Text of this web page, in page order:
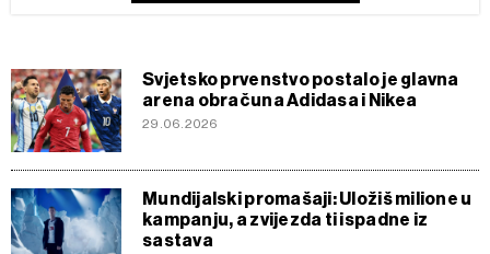
Svjetsko prvenstvo postalo je glavna
arena obračuna Adidasa i Nikea
29.06.2026
Mundijalski promašaji: Uložiš milione u
kampanju, a zvijezda ti ispadne iz
sastava